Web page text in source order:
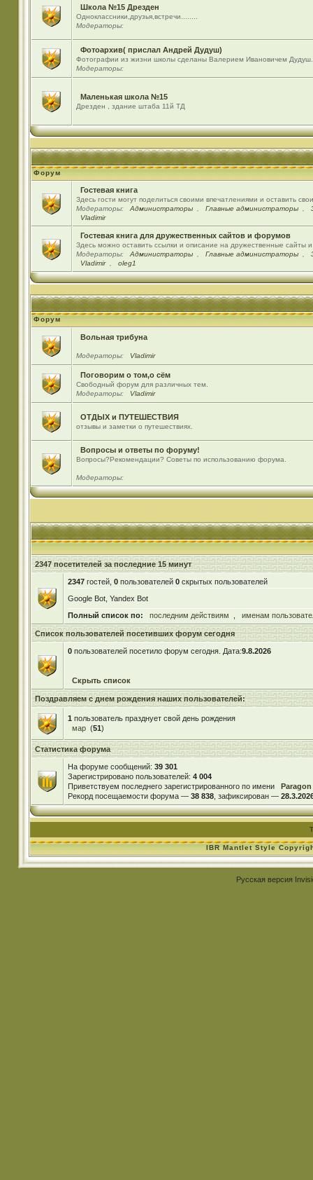
Школа №15 Дрезден
Одноклассники,друзья,встречи........
Модераторы:
Фотоархив( прислал Андрей Дудуш)
Фотографии из жизни школы сделаны Валерием Ивановичем Дудуш.
Модераторы:
Маленькая школа №15
Дрезден , здание штаба 11й ТД
Форум
Гостевая книга
Здесь гости могут поделиться своими впечатлениями и оставить
Модераторы:
Администраторы Главные администраторы
Vladimir
Гостевая книга для дружественных сайтов и форумов
Здесь можно оставить ссылки и описание на дружественные сайты
Модераторы:
Администраторы Главные администраторы
Vladimir
oleg1
Форум
Вольная трибуна
Модераторы: Vladimir
Поговорим о том,о сём
Свободный форум для различных тем.
Модераторы:
Vladimir
ОТДЫХ и ПУТЕШЕСТВИЯ
отзывы и заметки о путешествиях.
Вопросы и ответы по форуму!
Вопросы?Рекомендации? Советы по использованию форума.
Модераторы:
2347 посетителей за последние 15 минут
2347гостей, 0пользователей 0скрытых пользователей
Google Bot, Yandex Bot
Полный список по:
последним действиям именам
Список пользователей посетивших форум сегодня
0пользователей посетило форум сегодня. Дата:9.8.2026
Скрыть список
Поздравляем с днем рождения наших пользователей:
1 пользователь празднует свой день рождения
мар (51)
Статистика форума
На форуме сообщений: 39 301
Зарегистрировано пользователей: 4 004
Приветствуем последнего зарегистрированного по имени
Paragon
Рекорд посещаемости форума — 38 838, зафиксирован —
IBR Mantlet Style
Русская версия